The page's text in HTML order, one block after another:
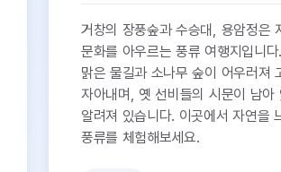
거창의 장풍숲과 수승대, 용암정은
문화를 아우르는 풍류 여행지입니다
맑은 물길과 소나무 숲이 어우러져
자아내며, 옛 선비들의 시문이 남아
알려져 있습니다. 이곳에서 자연을
풍류를 체험해보세요.